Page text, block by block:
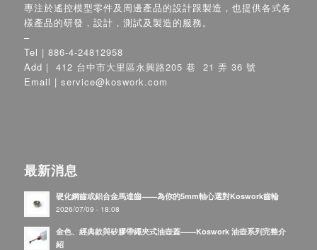
專注於遙控模型零件及周邊產品的設計跟製造，也提供各式各
樣產品的研發，設計，測試及製造的服務。
–
Tel | 886-4-24812958
Add |
412 台中市大里區永興路205 巷 21 弄 36 號
Email | service@koswork.com
最新消息
硬化鋼齒或鋁合金馬達齒——為你的5mm軸心選對Koswork齒輪
2026/07/09 - 18:08
金色、經典款與矽膠帶繩夾式油壺蓋——Koswork 油壺系列完整介
紹